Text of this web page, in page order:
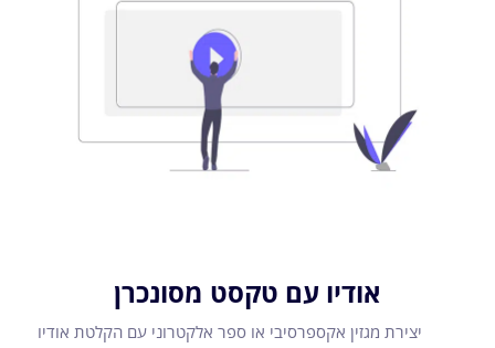
אודיו עם טקסט מסונכרן
יצירת מגזין אקספרסיבי או ספר אלקטרוני עם הקלטת אודיו